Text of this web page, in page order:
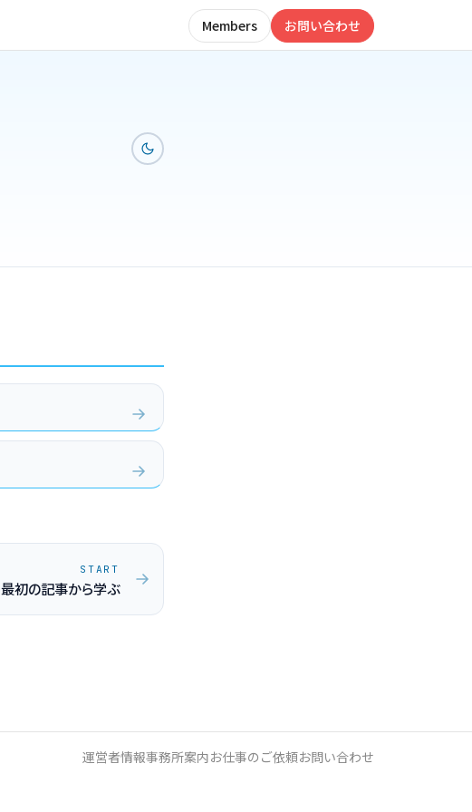
Members お問い合わせ
START
最初の記事から学ぶ
運営者情報事務所案内お仕事のご依頼お問い合わせ